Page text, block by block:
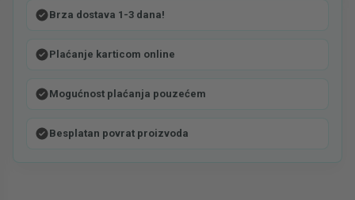
Brza dostava 1-3 dana!
Plaćanje karticom online
Mogućnost plaćanja pouzećem
Besplatan povrat proizvoda